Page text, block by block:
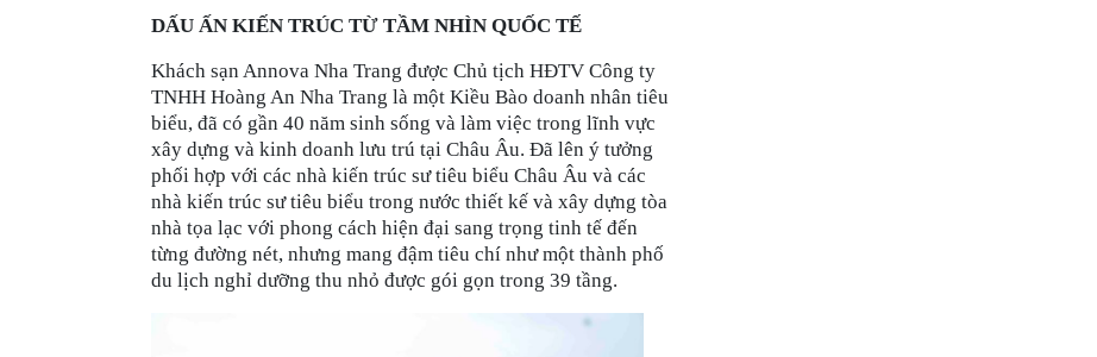
DẤU ẤN KIẾN TRÚC TỪ TẦM NHÌN QUỐC TẾ
Khách sạn Annova Nha Trang được Chủ tịch HĐTV Công ty
TNHH Hoàng An Nha Trang là một Kiều Bào doanh nhân tiêu
biểu, đã có gần 40 năm sinh sống và làm việc trong lĩnh vực
xây dựng và kinh doanh lưu trú tại Châu Âu. Đã lên ý tưởng
phối hợp với các nhà kiến trúc sư tiêu biểu Châu Âu và các
nhà kiến trúc sư tiêu biểu trong nước thiết kế và xây dựng tòa
nhà tọa lạc với phong cách hiện đại sang trọng tinh tế đến
từng đường nét, nhưng mang đậm tiêu chí như một thành phố
du lịch nghỉ dưỡng thu nhỏ được gói gọn trong 39 tầng.